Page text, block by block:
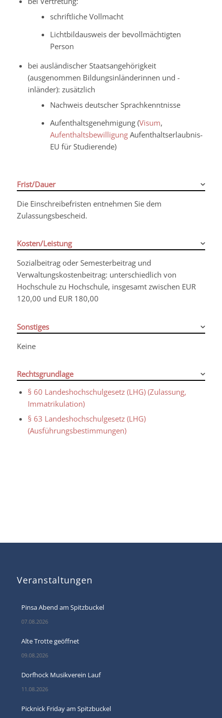
schriftliche Vollmacht
Lichtbildausweis der bevollmächtigten
Person
bei ausländischer Staatsangehörigkeit
(ausgenommen Bildungsinländerinnen und -
inländer): zusätzlich
Nachweis deutscher Sprachkenntnisse
Aufenthaltsgenehmigung (Visum,
AufenthaltsbewilligungAufenthaltserlaubnis-
EU für Studierende)
Frist/Dauer
Die Einschreibefristen entnehmen Sie dem
Zulassungsbescheid.
Kosten/Leistung
Sozialbeitrag oder Semesterbeitrag und
Verwaltungskostenbeitrag: unterschiedlich von
Hochschule zu Hochschule, insgesamt zwischen EUR
120,00 und EUR 180,00
Sonstiges
Keine
Rechtsgrundlage
§ 60 Landeshochschulgesetz (LHG) (Zulassung,
Immatrikulation)
§ 63 Landeshochschulgesetz (LHG)
(Ausführungsbestimmungen)
Veranstaltungen
Pinsa Abend am Spitzbuckel
07.08.2026
Alte Trotte geöffnet
09.08.2026
Dorfhock Musikverein Lauf
11.08.2026
Picknick Friday am Spitzbuckel